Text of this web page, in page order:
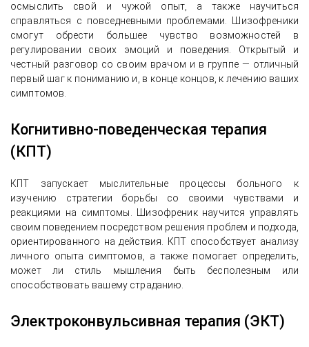
осмыслить свой и чужой опыт, а также научиться
справляться с повседневными проблемами. Шизофреники
смогут обрести большее чувство возможностей в
регулировании своих эмоций и поведения. Открытый и
честный разговор со своим врачом и в группе — отличный
первый шаг к пониманию и, в конце концов, к лечению ваших
симптомов.
Когнитивно-поведенческая терапия
(КПТ)
КПТ запускает мыслительные процессы больного к
изучению стратегии борьбы со своими чувствами и
реакциями на симптомы. Шизофреник научится управлять
своим поведением посредством решения проблем и подхода,
ориентированного на действия. КПТ способствует анализу
личного опыта симптомов, а также помогает определить,
может ли стиль мышления быть бесполезным или
способствовать вашему страданию.
Электроконвульсивная терапия (ЭКТ)